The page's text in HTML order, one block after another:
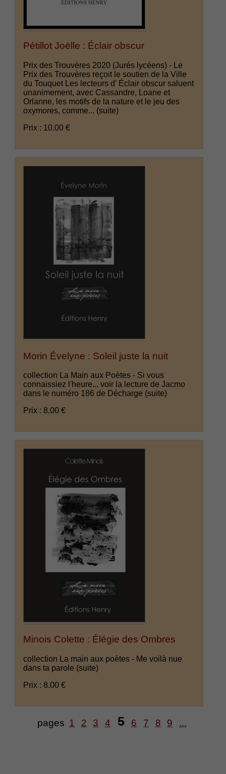
Pétillot Joëlle : Éclair obscur
Prix des Trouvères 2020 (Jurés lycéens) - Le
Prix des Trouvères reçoit le soutien de la Ville
du Touquet Les lecteurs d' Éclair obscur saluent
unanimement, avec Cassandre, Loane et
Orlanne, les motifs de la nature et le jeu des
oxymores, comme... (suite)
Prix : 10.00 €
Morin Évelyne : Soleil juste la nuit
collection La Main aux Poètes - Si vous
connaissiez l'heure... voir la lecture de Jacmo
dans le numéro 186 de Décharge (suite)
Prix : 8.00 €
Minois Colette : Élégie des Ombres
collection La main aux poètes - Me voilà nue
dans ta parole (suite)
Prix : 8.00 €
pages 1 2 3 4 5 6 7 8 9 ...